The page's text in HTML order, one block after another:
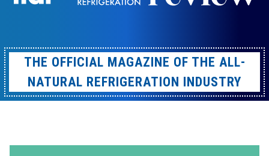
THE OFFICIAL MAGAZINE OF THE ALL-
NATURAL REFRIGERATION INDUSTRY